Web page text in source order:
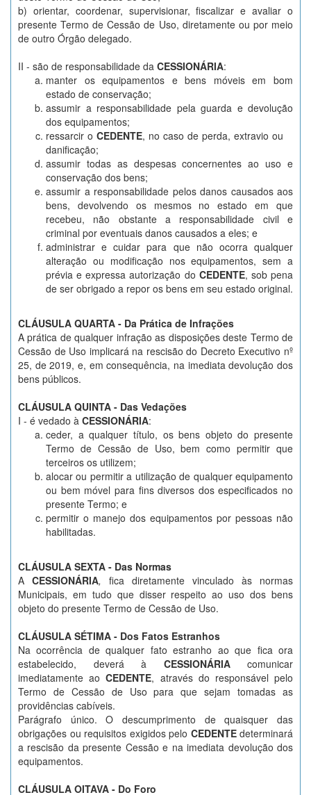
b) orientar, coordenar, supervisionar, fiscalizar e avaliar o
presente Termo de Cessão de Uso, diretamente ou por meio
de outro Órgão delegado.
II - são de responsabilidade da CESSIONÁRIA:
manter os equipamentos e bens móveis em bom
estado de conservação;
assumir a responsabilidade pela guarda e devolução
dos equipamentos;
ressarcir o CEDENTE, no caso de perda, extravio ou
danificação;
assumir todas as despesas concernentes ao uso e
conservação dos bens;
assumir a responsabilidade pelos danos causados aos
bens, devolvendo os mesmos no estado em que
recebeu, não obstante a responsabilidade civil e
criminal por eventuais danos causados a eles; e
administrar e cuidar para que não ocorra qualquer
alteração ou modificação nos equipamentos, sem a
prévia e expressa autorização do CEDENTE, sob pena
de ser obrigado a repor os bens em seu estado original.
CLÁUSULA QUARTA - Da Prática de Infrações
A prática de qualquer infração as disposições deste Termo de
Cessão de Uso implicará na rescisão do Decreto Executivo nº
25, de 2019, e, em consequência, na imediata devolução dos
bens públicos.
CLÁUSULA QUINTA - Das Vedações
I - é vedado à CESSIONÁRIA:
ceder, a qualquer título, os bens objeto do presente
Termo de Cessão de Uso, bem como permitir que
terceiros os utilizem;
alocar ou permitir a utilização de qualquer equipamento
ou bem móvel para fins diversos dos especificados no
presente Termo; e
permitir o manejo dos equipamentos por pessoas não
habilitadas.
CLÁUSULA SEXTA - Das Normas
A CESSIONÁRIA, fica diretamente vinculado às normas
Municipais, em tudo que disser respeito ao uso dos bens
objeto do presente Termo de Cessão de Uso.
CLÁUSULA SÉTIMA - Dos Fatos Estranhos
Na ocorrência de qualquer fato estranho ao que fica ora
estabelecido, deverá à CESSIONÁRIAcomunicar
imediatamente aoCEDENTE, através do responsável pelo
Termo de Cessão de Uso para que sejam tomadas as
providências cabíveis.
Parágrafo único. O descumprimento de quaisquer das
obrigações ou requisitos exigidos pelo CEDENTEdeterminará
a rescisão da presente Cessão e na imediata devolução dos
equipamentos.
CLÁUSULA OITAVA - Do Foro